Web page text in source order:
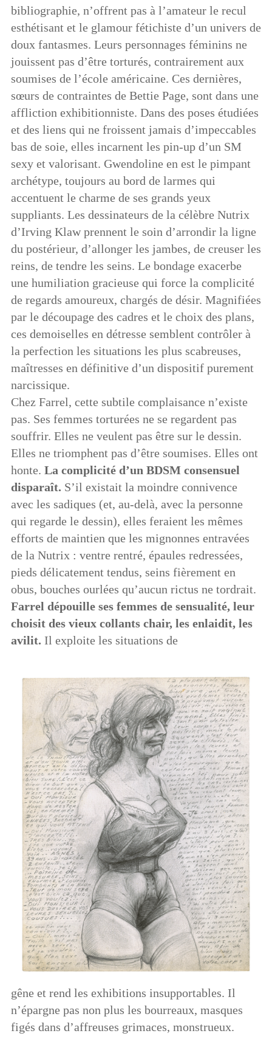
bibliographie, n’offrent pas à l’amateur le recul
esthétisant et le glamour fétichiste d’un univers de
doux fantasmes. Leurs personnages féminins ne
jouissent pas d’être torturés, contrairement aux
soumises de l’école américaine. Ces dernières,
sœurs de contraintes de Bettie Page, sont dans une
affliction exhibitionniste. Dans des poses étudiées
et des liens qui ne froissent jamais d’impeccables
bas de soie, elles incarnent les pin-up d’un SM
sexy et valorisant. Gwendoline en est le pimpant
archétype, toujours au bord de larmes qui
accentuent le charme de ses grands yeux
suppliants. Les dessinateurs de la célèbre Nutrix
d’Irving Klaw prennent le soin d’arrondir la ligne
du postérieur, d’allonger les jambes, de creuser les
reins, de tendre les seins. Le bondage exacerbe
une humiliation gracieuse qui force la complicité
de regards amoureux, chargés de désir. Magnifiées
par le découpage des cadres et le choix des plans,
ces demoiselles en détresse semblent contrôler à
la perfection les situations les plus scabreuses,
maîtresses en définitive d’un dispositif purement
narcissique.
Chez Farrel, cette subtile complaisance n’existe
pas. Ses femmes torturées ne se regardent pas
souffrir. Elles ne veulent pas être sur le dessin.
Elles ne triomphent pas d’être soumises. Elles ont
honte. La complicité d’un BDSM consensuel
disparaît. S’il existait la moindre connivence
avec les sadiques (et, au-delà, avec la personne
qui regarde le dessin), elles feraient les mêmes
efforts de maintien que les mignonnes entravées
de la Nutrix : ventre rentré, épaules redressées,
pieds délicatement tendus, seins fièrement en
obus, bouches ourlées qu’aucun rictus ne tordrait.
Farrel dépouille ses femmes de sensualité, leur
choisit des vieux collants chair, les enlaidit, les
avilit. Il exploite les situations de
gêne et rend les exhibitions insupportables. Il
n’épargne pas non plus les bourreaux, masques
figés dans d’affreuses grimaces, monstrueux.